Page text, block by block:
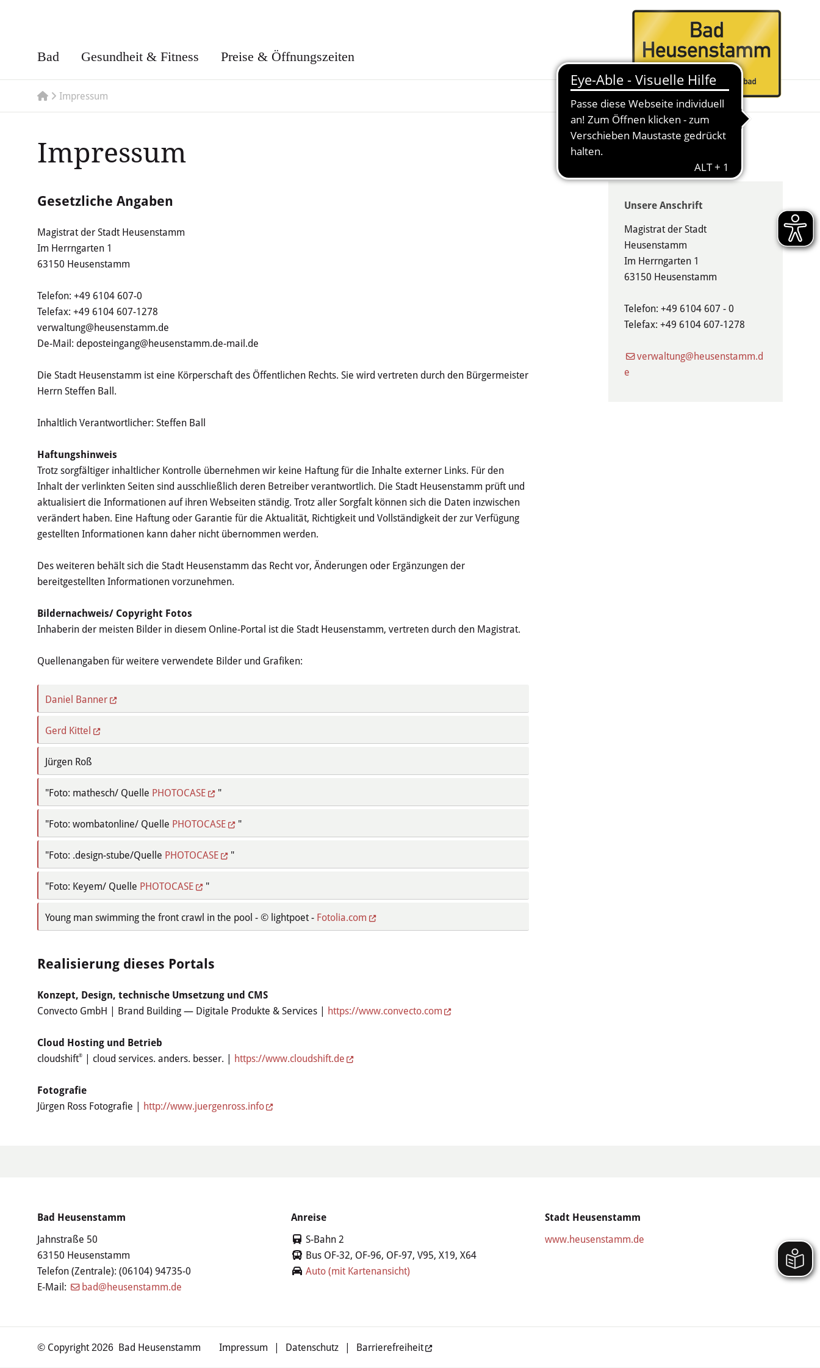
Bad Gesundheit & Fitness Preise & Öffnungszeiten
Impressum
Impressum
Gesetzliche Angaben
Magistrat der Stadt Heusenstamm
Im Herrngarten 1
63150 Heusenstamm
Telefon: +49 6104 607-0
Telefax: +49 6104 607-1278
verwaltung@heusenstamm.de
De-Mail: deposteingang@heusenstamm.de-mail.de
Die Stadt Heusenstamm ist eine Körperschaft des Öffentlichen Rechts. Sie wird vertreten durch den Bürgermeister
Herrn Steffen Ball.
Inhaltlich Verantwortlicher: Steffen Ball
Haftungshinweis
Trotz sorgfältiger inhaltlicher Kontrolle übernehmen wir keine Haftung für die Inhalte externer Links. Für den
Inhalt der verlinkten Seiten sind ausschließlich deren Betreiber verantwortlich. Die Stadt Heusenstamm prüft und
aktualisiert die Informationen auf ihren Webseiten ständig. Trotz aller Sorgfalt können sich die Daten inzwischen
verändert haben. Eine Haftung oder Garantie für die Aktualität, Richtigkeit und Vollständigkeit der zur Verfügung
gestellten Informationen kann daher nicht übernommen werden.
Des weiteren behält sich die Stadt Heusenstamm das Recht vor, Änderungen oder Ergänzungen der
bereitgestellten Informationen vorzunehmen.
Bildernachweis/ Copyright Fotos
Inhaberin der meisten Bilder in diesem Online-Portal ist die Stadt Heusenstamm, vertreten durch den Magistrat.
Quellenangaben für weitere verwendete Bilder und Grafiken:
Daniel Banner
Gerd Kittel
Jürgen Roß
"Foto: mathesch/ Quelle PHOTOCASE "
"Foto: wombatonline/ Quelle PHOTOCASE "
"Foto: .design-stube/Quelle PHOTOCASE "
"Foto: Keyem/ Quelle PHOTOCASE "
Young man swimming the front crawl in the pool - © lightpoet - Fotolia.com
Realisierung dieses Portals
Konzept, Design, technische Umsetzung und CMS
Convecto GmbH | Brand Building — Digitale Produkte & Services | https://www.convecto.com
Cloud Hosting und Betrieb
cloudshift® | cloud services. anders. besser. | https://www.cloudshift.de
Fotografie
Jürgen Ross Fotografie | http://www.juergenross.info
Unsere Anschrift
Magistrat der Stadt
Heusenstamm
Im Herrngarten 1
63150 Heusenstamm
Telefon: +49 6104 607 - 0
Telefax: +49 6104 607-1278
verwaltung@heusenstamm.d
e
Bad Heusenstamm
Jahnstraße 50
63150 Heusenstamm
Telefon (Zentrale): (06104) 94735-0
E-Mail:
bad@heusenstamm.de
Anreise
S-Bahn 2
Bus OF-32, OF-96, OF-97, V95, X19, X64
Auto (mit Kartenansicht)
Stadt Heusenstamm
www.heusenstamm.de
© Copyright 2026 Bad Heusenstamm Impressum | Datenschutz | Barrierefreiheit